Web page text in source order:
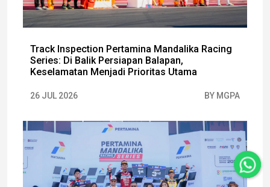
Track Inspection Pertamina Mandalika Racing
Series: Di Balik Persiapan Balapan,
Keselamatan Menjadi Prioritas Utama
26 JUL 2026 BY MGPA